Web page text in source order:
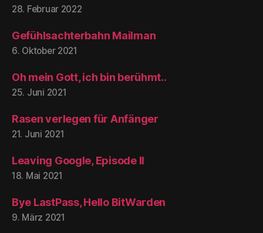
28. Februar 2022
Gefühlsachterbahn Mailman
6. Oktober 2021
Oh mein Gott, ich bin berühmt..
25. Juni 2021
Rasen verlegen für Anfänger
21. Juni 2021
Leaving Google, Episode II
18. Mai 2021
Bye LastPass, Hello BitWarden
9. März 2021